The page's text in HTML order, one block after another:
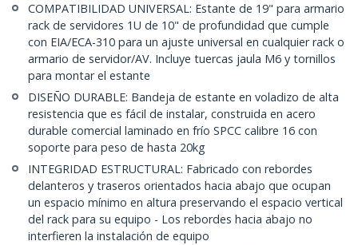
COMPATIBILIDAD UNIVERSAL: Estante de 19" para armario
rack de servidores 1U de 10" de profundidad que cumple
con EIA/ECA-310 para un ajuste universal en cualquier rack o
armario de servidor/AV. Incluye tuercas jaula M6 y tornillos
para montar el estante
DISEÑO DURABLE: Bandeja de estante en voladizo de alta
resistencia que es fácil de instalar, construida en acero
durable comercial laminado en frío SPCC calibre 16 con
soporte para peso de hasta 20kg
INTEGRIDAD ESTRUCTURAL: Fabricado con rebordes
delanteros y traseros orientados hacia abajo que ocupan
un espacio mínimo en altura preservando el espacio vertical
del rack para su equipo - Los rebordes hacia abajo no
interfieren la instalación de equipo